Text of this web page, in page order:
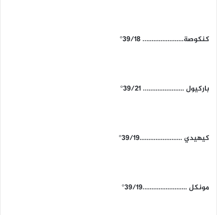
كنكوصة………………….. 39/18°
باركيول ………………….. 39/21°
كيهيدي ……………………39/19°
مونكل …………………….39/19°